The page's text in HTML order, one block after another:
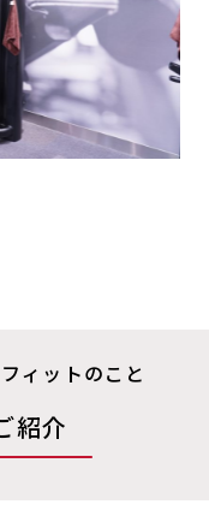
ィットのこと
紹介